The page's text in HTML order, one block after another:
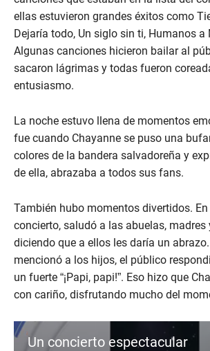
s
ellas estuvieron grandes éxitos como
Dejaría todo, Un siglo sin ti, Humanos a
Algunas canciones hicieron bailar al
sacaron lágrimas y todas fueron
entusiasmo.
La noche estuvo llena de momentos
fue cuando Chayanne se puso una
colores de la bandera salvadoreña y
de ella, abrazaba a todos sus fans.
También hubo momentos divertidos.
concierto, saludó a las abuelas, madres
diciendo que a ellos les daría un
mencionó a los hijos, el público
un fuerte “¡Papi, papi!”. Eso hizo que
con cariño, disfrutando mucho del
Un concierto espectacular